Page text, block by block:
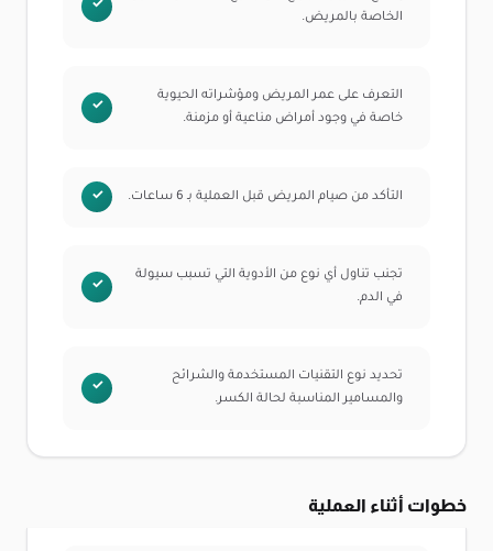
الخاصة بالمريض.
التعرف على عمر المريض ومؤشراته الحيوية
خاصة في وجود أمراض مناعية أو مزمنة.
التأكد من صيام المريض قبل العملية بـ 6 ساعات.
تجنب تناول أي نوع من الأدوية التي تسبب سيولة
في الدم.
تحديد نوع التقنيات المستخدمة والشرائح
والمسامير المناسبة لحالة الكسر.
خطوات أثناء العملية